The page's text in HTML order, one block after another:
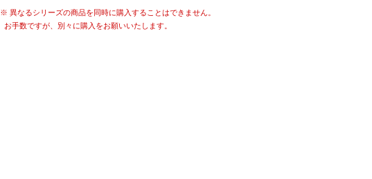
※ 異なるシリーズの商品を同時に購入することはできません。
お手数ですが、別々に購入をお願いいたします。